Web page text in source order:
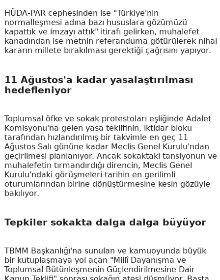
HÜDA-PAR cephesinden ise "Türkiye'nin
normalleşmesi adına bazı hususlara gözümüzü
kapattık ve imzayı attık" itirafı gelirken, muhalefet
kanadından ise metnin referanduma götürülerek nihai
kararın millete bırakılması gerektiği çağrısını yapıyor.
11 Ağustos'a kadar yasalaştırılması
hedefleniyor
Toplumsal öfke ve sokak protestoları eşliğinde Adalet
Komisyonu'na gelen yasa teklifinin, iktidar bloku
tarafından hızlandırılmış bir takvimle en geç 11
Ağustos Salı gününe kadar Meclis Genel Kurulu'ndan
geçirilmesi planlanıyor. Ancak sokaktaki tansiyonun ve
muhalefetin tırmandırdığı direncin, Meclis Genel
Kurulu'ndaki görüşmeleri tarihin en gerilimli
oturumlarından birine dönüştürmesine kesin gözüyle
bakılıyor.
Tepkiler sokakta dalga dalga büyüyor
TBMM Başkanlığı'na sunulan ve kamuoyunda büyük
bir kutuplaşmaya yol açan "Millî Dayanışma ve
Toplumsal Bütünleşmenin Güçlendirilmesine Dair